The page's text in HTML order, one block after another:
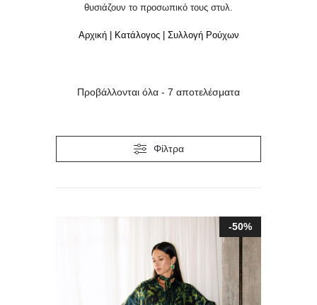
θυσιάζουν το προσωπικό τους στυλ.
Αρχική| Κατάλογος| Συλλογή Ρούχων
Προβάλλονται όλα - 7 αποτελέσματα
Φίλτρα
-50%